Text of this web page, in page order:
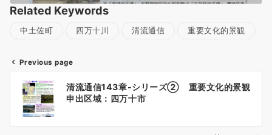
Related Keywords
中土佐町 四万十川 清流通信 重要文化的景観
ビ
Previous page
清流通信143章-シリーズ② 重要文化的景観
申出区域：四万十市